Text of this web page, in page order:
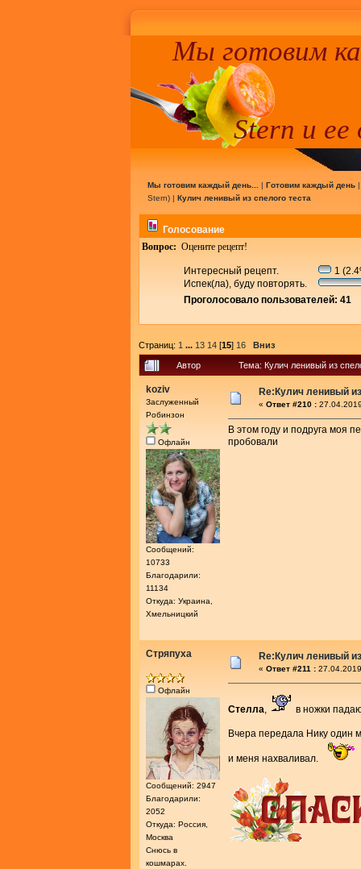
Мы готовим
Stern и ее
Мы готовим каждый день... | Готовим каждый день
Stern) | Кулич ленивый из спелого теста
Голосование
Вопрос: Оцените рецепт!
Интересный рецепт.
1
Испек(ла), буду повторять.
Проголосовало пользователей: 41
Страниц: 1 ... 13 14 [15] 16 Вниз
Автор Тема: Кулич ленивый из
koziv
Заслуженный
Робинзон
Офлайн
Сообщений:
10733
Благодарили:
11134
Откуда: Украина,
Хмельницкий
Re:Кулич ленивый
« Ответ #210 :
В этом году и подруга моя
пробовали
Стряпуха
Офлайн
Сообщений: 2947
Благодарили:
2052
Откуда: Россия,
Москва
Снюсь в
кошмарах.
Re:Кулич ленивый
« Ответ #211 :
Стелла, в ножки
Вчера передала Нику один
и меня нахваливал.